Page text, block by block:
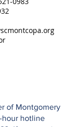
of Montgomery
hour hotline